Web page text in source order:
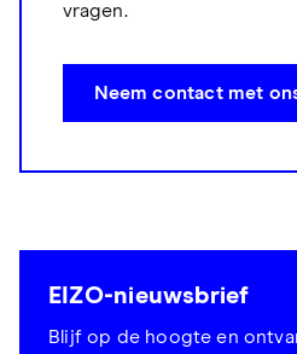
vragen.
Neem contact met
EIZO-nieuwsbrief
Blijf op de hoogte en